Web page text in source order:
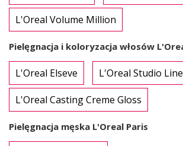
L'Oreal Volume Million
Pielęgnacja i koloryzacja włosów
L'Oreal Elseve L'Oreal Studio Line
L'Oreal Casting Creme Gloss
Pielęgnacja męska L'Oreal Paris